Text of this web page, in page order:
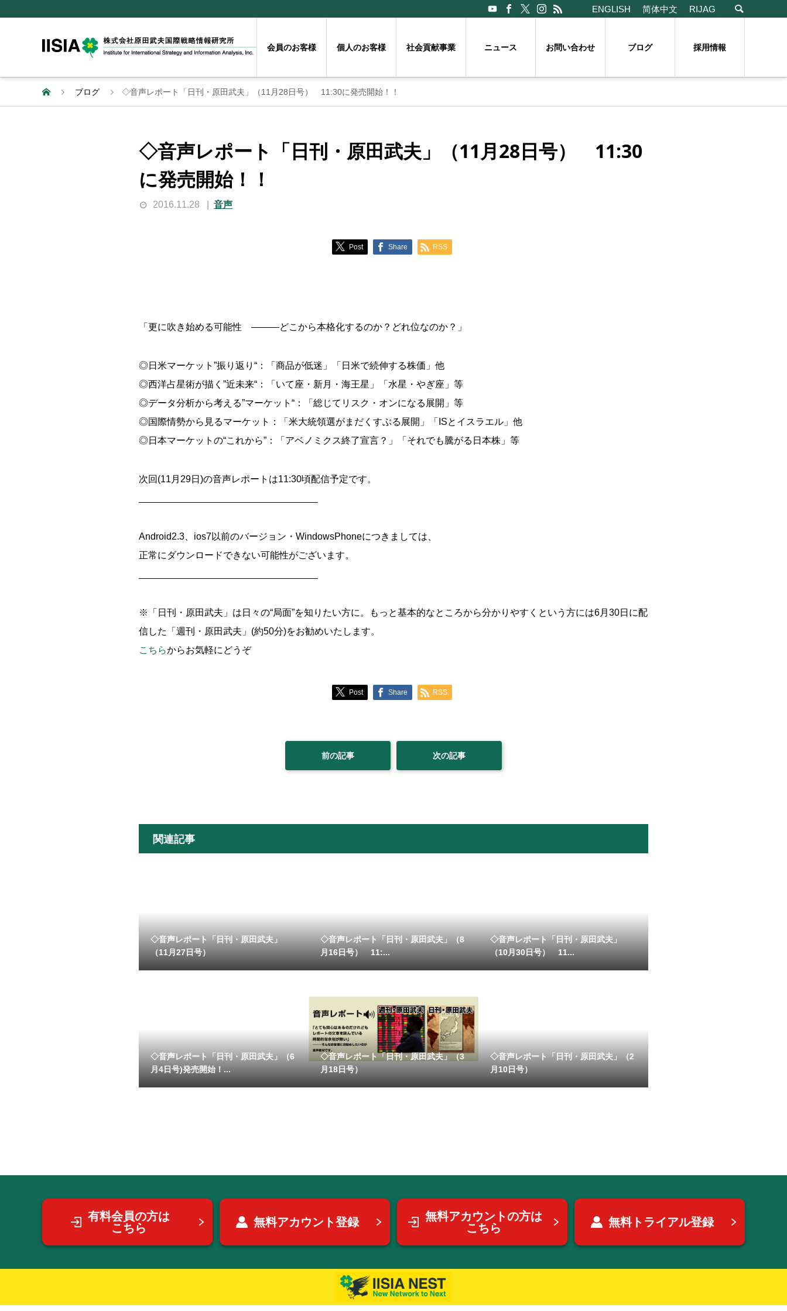
ENGLISH 简体中文 RIJAG
会員のお客様 個人のお客様 社会貢献事業 ニュース お問い合わせ ブログ 採用情報
ブログ ◇音声レポート「日刊・原田武夫」（11月28日号） 11:30に発売開始！！
◇音声レポート「日刊・原田武夫」（11月28日号） 11:30
に発売開始！！
2016.11.28 音声
Post Share RSS
「更に吹き始める可能性 ―――どこから本格化するのか？どれ位なのか？」
◎日米マーケット”振り返り“：「商品が低迷」「日米で続伸する株価」他
◎西洋占星術が描く”近未来“：「いて座・新月・海王星」「水星・やぎ座」等
◎データ分析から考える”マーケット“：「総じてリスク・オンになる展開」等
◎国際情勢から見るマーケット：「米大統領選がまだくすぶる展開」「ISとイスラエル」他
◎日本マーケットの“これから”：「アベノミクス終了宣言？」「それでも騰がる日本株」等
次回(11月29日)の音声レポートは11:30頃配信予定です。
Android2.3、ios7以前のバージョン・WindowsPhoneにつきましては、
正常にダウンロードできない可能性がございます。
※「日刊・原田武夫」は日々の“局面”を知りたい方に。もっと基本的なところから分かりやすくという方には6月30日に配
信した「週刊・原田武夫」(約50分)をお勧めいたします。
こちらからお気軽にどうぞ
Post Share RSS
前の記事 次の記事
関連記事
◇音声レポート「日刊・原田武夫」
（11月27日号）
◇音声レポート「日刊・原田武夫」（8
月16日号） 11:...
◇音声レポート「日刊・原田武夫」
（10月30日号） 11...
◇音声レポート「日刊・原田武夫」（6
月4日号)発売開始！...
◇音声レポート「日刊・原田武夫」（3
月18日号）
◇音声レポート「日刊・原田武夫」（2
月10日号）
有料会員の方は
こちら
無料アカウント登録
無料アカウントの方は
こちら
無料トライアル登録